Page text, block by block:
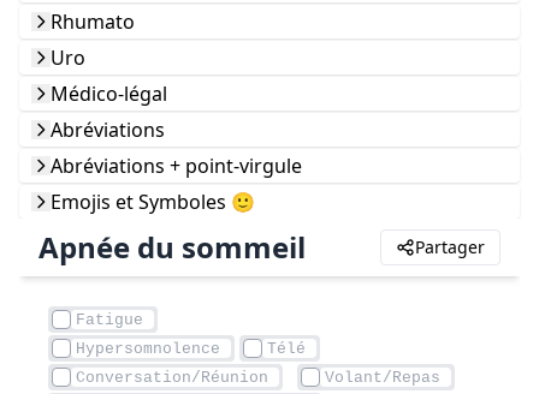
Rhumato
Uro
Médico-légal
Abréviations
Abréviations + point-virgule
Emojis et Symboles 🙂
Apnée du sommeil Partager